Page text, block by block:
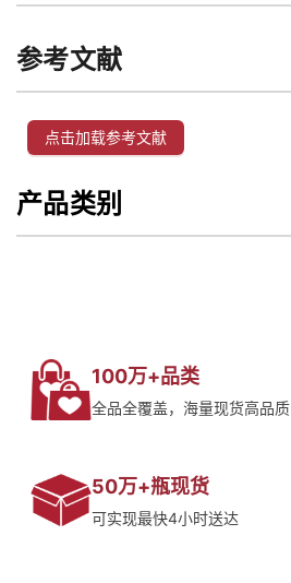
参考文献
点击加载参考文献
产品类别
100万+品类
全品全覆盖，海量现货高品质
50万+瓶现货
可实现最快4小时送达